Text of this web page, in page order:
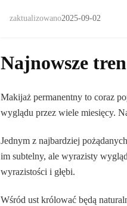
zaktualizowano2025-09-02
Najnowsze
Makijaż permanentny to coraz
wyglądu przez wiele miesięcy.
Jednym z najbardziej
im subtelny, ale wyrazisty
wyrazistości i głębi.
Wśród ust królować będą